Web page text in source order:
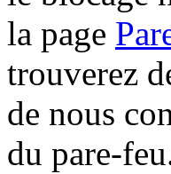
la page
trouverez
de nous
du pare-